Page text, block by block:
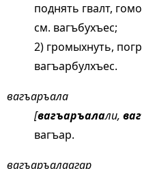
поднять гвалт,
см. вагъбухъес;
2) громыхнуть,
вагъарбулхъес.
вагъаръала
[вагъаръалали,
вагъар.
вагъаръалаагар